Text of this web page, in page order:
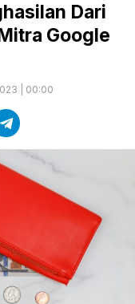
Dari
Google
| 00:00